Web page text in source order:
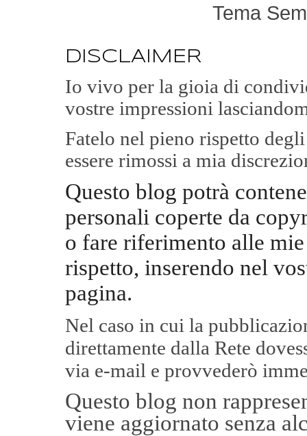
Tema
DISCLAIMER
Io vivo per la gioia di
vostre impressioni
Fatelo nel pieno rispetto
essere rimossi a mia
Questo blog potrà
personali coperte da
o fare riferimento alle
rispetto, inserendo nel
pagina.
Nel caso in cui la
direttamente dalla Rete
via e-mail e provvederò
Questo blog non
viene aggiornato senza